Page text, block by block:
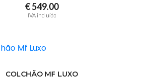
€ 549.00
IVA incluído
COLCHÃO MF LUXO